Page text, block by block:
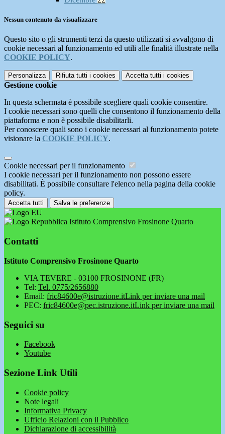
Nessun contenuto da visualizzare
Questo sito o gli strumenti terzi da questo utilizzati si avvalgono di
cookie necessari al funzionamento ed utili alle finalità illustrate nella
COOKIE POLICY.
Personalizza Rifiuta tutti i cookies Accetta tutti i cookies
Gestione cookie
In questa schermata è possibile scegliere quali cookie consentire.
I cookie necessari sono quelli che consentono il funzionamento della
piattaforma e non è possibile disabilitarli.
Per conoscere quali sono i cookie necessari al funzionamento potete
visionare la COOKIE POLICY.
Cookie necessari per il funzionamento
I cookie necessari per il funzionamento non possono essere
disabilitati. È possibile consultare l'elenco nella pagina della cookie
policy.
Accetta tutti Salva le preferenze
Istituto Comprensivo Frosinone Quarto
Contatti
Istituto Comprensivo Frosinone Quarto
VIA TEVERE - 03100 FROSINONE (FR)
Tel: Tel. 0775/2656880
Email: fric84600e@istruzione.itLink per inviare una mail
PEC: fric84600e@pec.istruzione.itLink per inviare una mail
Seguici su
Facebook
Youtube
Sezione Link Utili
Cookie policy
Note legali
Informativa Privacy
Ufficio Relazioni con il Pubblico
Dichiarazione di accessibilità